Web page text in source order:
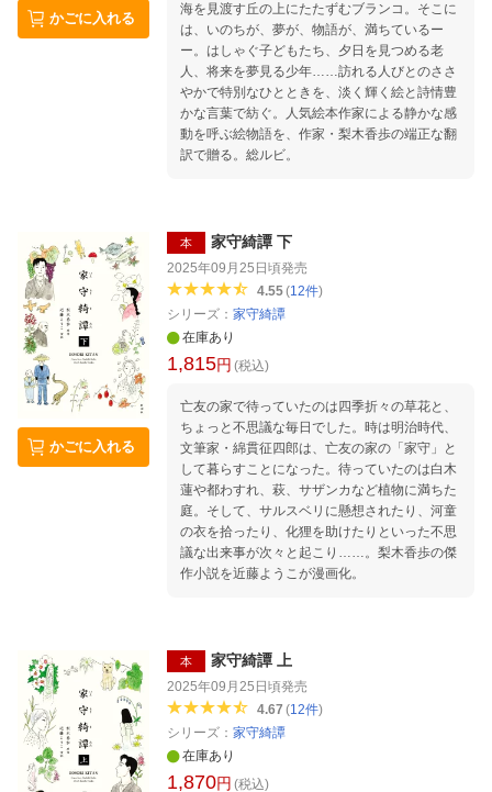
かごに入れる
海を見渡す丘の上にたたずむブランコ。そこに
は、いのちが、夢が、物語が、満ちているー
ー。はしゃぐ子どもたち、夕日を見つめる老
人、将来を夢見る少年……訪れる人びとのささ
やかで特別なひとときを、淡く輝く絵と詩情豊
かな言葉で紡ぐ。人気絵本作家による静かな感
動を呼ぶ絵物語を、作家・梨木香歩の端正な翻
訳で贈る。総ルビ。
かごに入れる
本 家守綺譚 下
2025年09月25日頃発売
4.55(12件)
シリーズ： 家守綺譚
在庫あり
1,815円 (税込)
亡友の家で待っていたのは四季折々の草花と、
ちょっと不思議な毎日でした。時は明治時代、
文筆家・綿貫征四郎は、亡友の家の「家守」と
して暮らすことになった。待っていたのは白木
蓮や都わすれ、萩、サザンカなど植物に満ちた
庭。そして、サルスベリに懸想されたり、河童
の衣を拾ったり、化狸を助けたりといった不思
議な出来事が次々と起こり……。梨木香歩の傑
作小説を近藤ようこが漫画化。
本 家守綺譚 上
2025年09月25日頃発売
4.67 (12件)
シリーズ： 家守綺譚
在庫あり
1,870円 (税込)